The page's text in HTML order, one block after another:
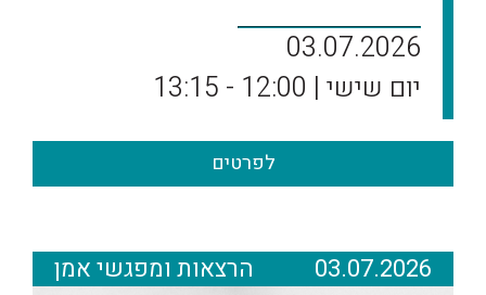
03.07.2026
יום שישי | 12:00 - 13:15
לפרטים
03.07.2026 הרצאות ומפגשי אמן